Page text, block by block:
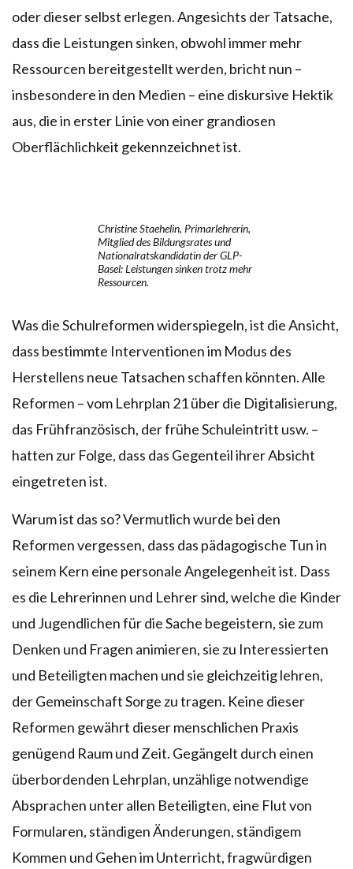
oder dieser selbst erlegen. Angesichts der Tatsache,
dass die Leistungen sinken, obwohl immer mehr
Ressourcen bereitgestellt werden, bricht nun –
insbesondere in den Medien – eine diskursive Hektik
aus, die in erster Linie von einer grandiosen
Oberflächlichkeit gekennzeichnet ist.
Christine Staehelin, Primarlehrerin,
Mitglied des Bildungsrates und
Nationalratskandidatin der GLP-
Basel: Leistungen sinken trotz mehr
Ressourcen.
Was die Schulreformen widerspiegeln, ist die Ansicht,
dass bestimmte Interventionen im Modus des
Herstellens neue Tatsachen schaffen könnten. Alle
Reformen – vom Lehrplan 21 über die Digitalisierung,
das Frühfranzösisch, der frühe Schuleintritt usw. ­­–
hatten zur Folge, dass das Gegenteil ihrer Absicht
eingetreten ist.
Warum ist das so? Vermutlich wurde bei den
Reformen vergessen, dass das pädagogische Tun in
seinem Kern eine personale Angelegenheit ist. Dass
es die Lehrerinnen und Lehrer sind, welche die Kinder
und Jugendlichen für die Sache begeistern, sie zum
Denken und Fragen animieren, sie zu Interessierten
und Beteiligten machen und sie gleichzeitig lehren,
der Gemeinschaft Sorge zu tragen. Keine dieser
Reformen gewährt dieser menschlichen Praxis
genügend Raum und Zeit. Gegängelt durch einen
überbordenden Lehrplan, unzählige notwendige
Absprachen unter allen Beteiligten, eine Flut von
Formularen, ständigen Änderungen, ständigem
Kommen und Gehen im Unterricht, fragwürdigen